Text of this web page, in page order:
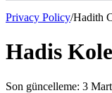
Privacy Policy/Hadith
Hadis
Son güncelleme: 3